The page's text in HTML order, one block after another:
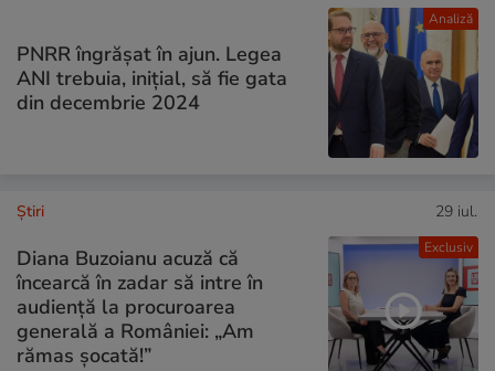
Analiză
PNRR îngrășat în ajun. Legea
ANI trebuia, inițial, să fie gata
din decembrie 2024
Exclusiv
Ştiri 29 iul.
Diana Buzoianu acuză că
încearcă în zadar să intre în
audiență la procuroarea
generală a României: „Am
rămas șocată!”